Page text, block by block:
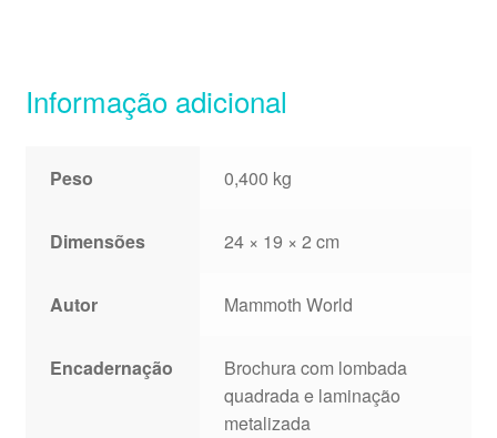
Informação adicional
Peso 0,400 kg
Dimensões 24 × 19 × 2 cm
Autor Mammoth World
Encadernação
Brochura com lombada
quadrada e laminação
metalizada